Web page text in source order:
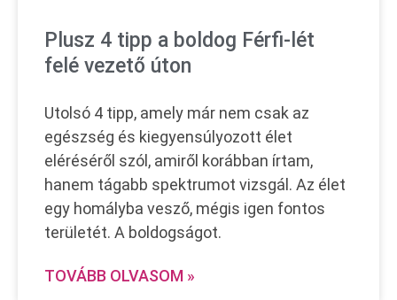
Plusz 4 tipp a boldog Férfi-lét
felé vezető úton
Utolsó 4 tipp, amely már nem csak az
egészség és kiegyensúlyozott élet
eléréséről szól, amiről korábban írtam,
hanem tágabb spektrumot vizsgál. Az élet
egy homályba vesző, mégis igen fontos
területét. A boldogságot.
TOVÁBB OLVASOM »